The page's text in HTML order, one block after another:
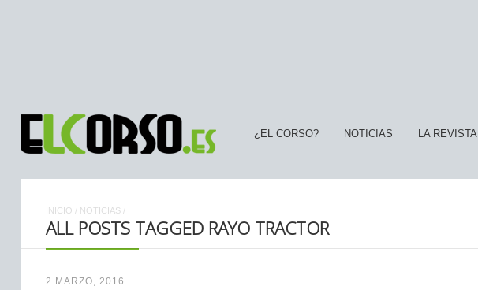
¿EL CORSO? NOTICIAS LA REVISTA
INICIO / NOTICIAS /
ALL POSTS TAGGED RAYO TRACTOR
2 MARZO, 2016